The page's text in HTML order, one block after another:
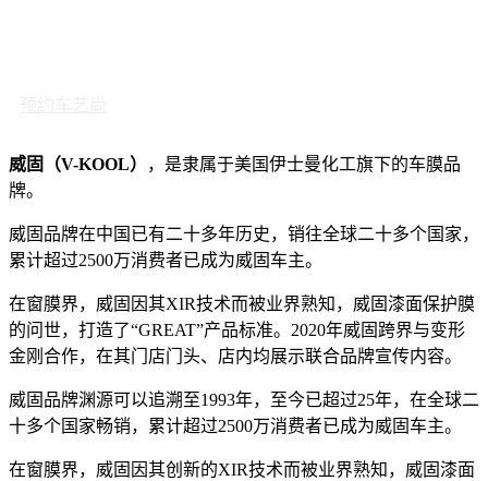
威固（V-KOOL）
，是隶属于美国伊士曼化工旗下的车膜品
牌。
威固品牌在中国已有二十多年历史，销往全球二十多个国家，
累计超过2500万消费者已成为威固车主。
在窗膜界，威固因其XIR技术而被业界熟知，威固漆面保护膜
的问世，打造了“GREAT”产品标准。2020年威固跨界与变形
金刚合作，在其门店门头、店内均展示联合品牌宣传内容。
威固品牌渊源可以追溯至1993年，至今已超过25年，在全球二
十多个国家畅销，累计超过2500万消费者已成为威固车主。
在窗膜界，威固因其创新的XIR技术而被业界熟知，威固漆面